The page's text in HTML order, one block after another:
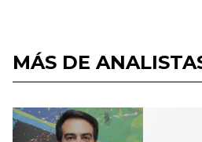
MÁS DE